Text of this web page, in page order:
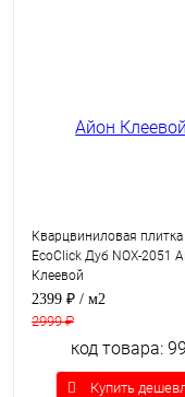
Кварцвиниловая плитка
EcoClick Дуб NOX-2051
Клеевой
2399 ₽ / м2
2999 ₽
код товара:
Купить